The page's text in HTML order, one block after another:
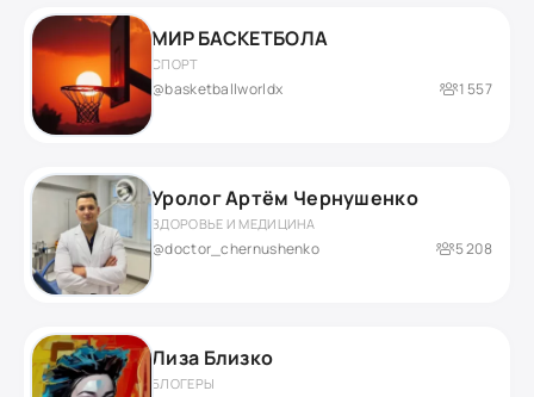
МИР БАСКЕТБОЛА
СПОРТ
@basketballworldx 1 557
Уролог Артём Чернушенко
ЗДОРОВЬЕ И МЕДИЦИНА
@doctor_chernushenko 5 208
Лиза Близко
БЛОГЕРЫ